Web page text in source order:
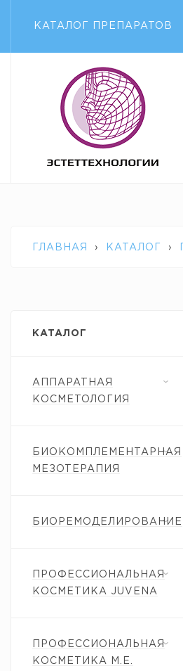
КАТАЛОГ ПРЕПАРАТОВ
ГЛАВНАЯ › КАТАЛОГ ›
КАТАЛОГ
АППАРАТНАЯ
КОСМЕТОЛОГИЯ
БИОКОМПЛЕМЕНТАРНАЯ
МЕЗОТЕРАПИЯ
БИОРЕМОДЕЛИРОВАНИЕ
ПРОФЕССИОНАЛЬНАЯ
КОСМЕТИКА JUVENA
ПРОФЕССИОНАЛЬНАЯ
КОСМЕТИКА M.E.